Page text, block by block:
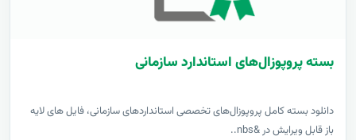
بسته پروپوزال‌های استاندارد سازمانی
دانلود بسته کامل پروپوزال‌های تخصصی استانداردهای سازمانی، فایل های لایه
باز قابل ویرایش در &nbs..